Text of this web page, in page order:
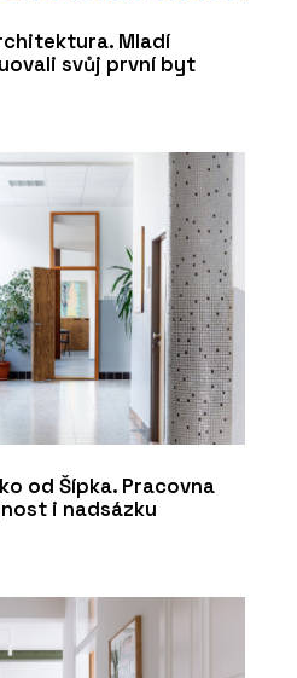
Mladí
svůj první byt
od Šípka. Pracovna
i nadsázku